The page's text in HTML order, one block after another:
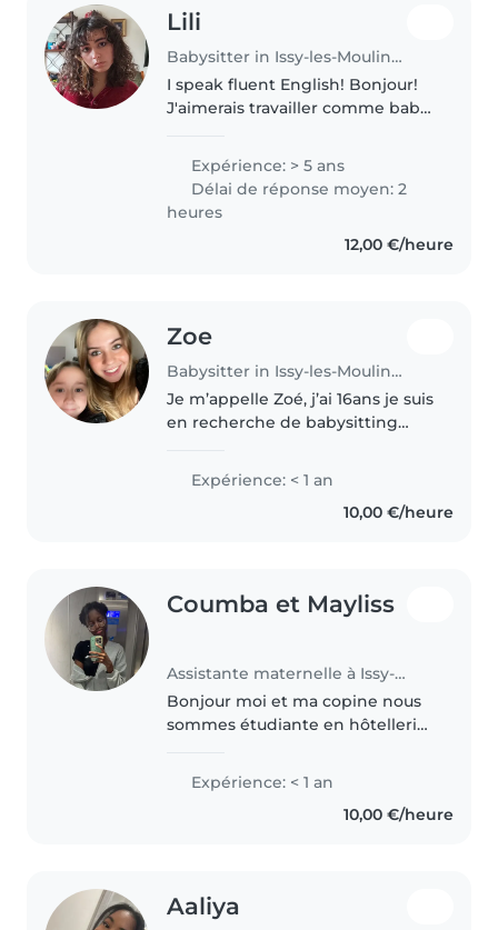
Lili
Babysitter in Issy-les-Moulineaux
I speak fluent English! Bonjour!
J'aimerais travailler comme baby-
art plastiques. Je suis sensible et
de nature calme mais j'aime
aussi jouer et courir..
Expérience: > 5 ans
Délai de réponse moyen: 2
heures
12,00 €/heure
Zoe
Babysitter in Issy-les-Moulineaux
Je m’appelle Zoé, j’ai 16ans je suis
en recherche de babysitting
connais les bases de la cuisine et
Expérience: < 1 an
10,00 €/heure
Coumba et Mayliss
Assistante maternelle à Issy-les-Moulineaux
Bonjour moi et ma copine nous
sommes étudiante en hôtellerie
des mangas , cuisinez et faire
des activités ! (On a 15ans )
Expérience: < 1 an
10,00 €/heure
Aaliya